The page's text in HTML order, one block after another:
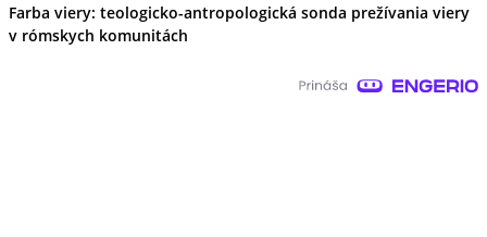
Farba viery: teologicko-antropologická sonda prežívania viery
v rómskych komunitách